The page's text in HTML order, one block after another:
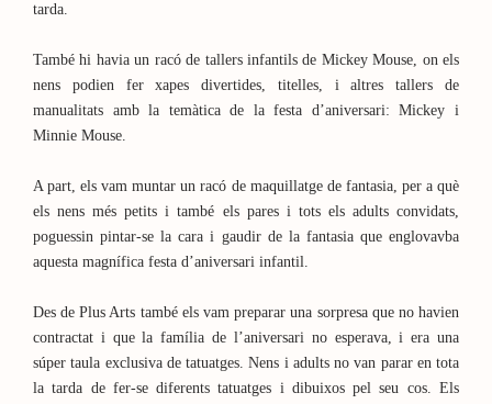
tarda.
També hi havia un racó de tallers infantils de Mickey Mouse, on els
nens podien fer xapes divertides, titelles, i altres tallers de
manualitats amb la temàtica de la festa d’aniversari: Mickey i
Minnie Mouse.
A part, els vam muntar un racó de maquillatge de fantasia, per a què
els nens més petits i també els pares i tots els adults convidats,
poguessin pintar-se la cara i gaudir de la fantasia que englovavba
aquesta magnífica festa d’aniversari infantil.
Des de Plus Arts també els vam preparar una sorpresa que no havien
contractat i que la família de l’aniversari no esperava, i era una
súper taula exclusiva de tatuatges. Nens i adults no van parar en tota
la tarda de fer-se diferents tatuatges i dibuixos pel seu cos. Els